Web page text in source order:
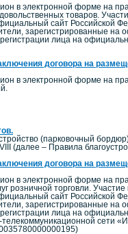
в электронной форме на
товаров.
сайт Российской
зарегистрированные на
лица на
договора на
в электронной форме на
(парковочный
(далее – Правила
договора на
в электронной форме на
розничной торговли.
сайт Российской
зарегистрированные на
лица на
сети